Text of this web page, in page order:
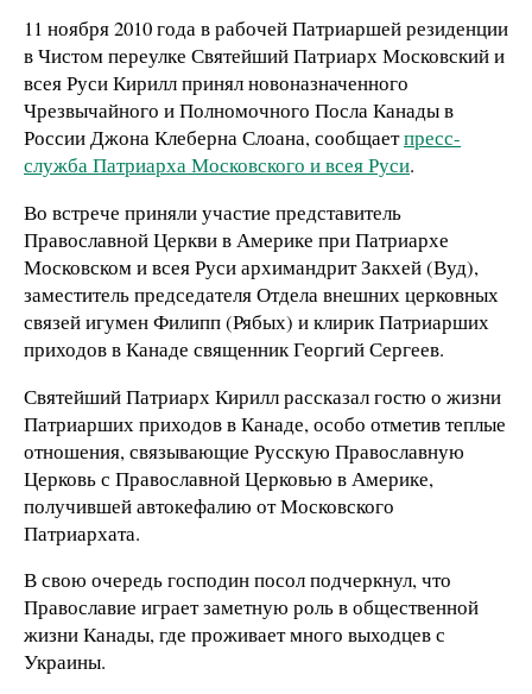
11 ноября 2010 года в рабочей Патриаршей резиденции
в Чистом переулке Святейший ПатриархМосковский и
всея Руси Кирилл принял новоназначенного
Чрезвычайного и Полномочного Посла Канады в
России Джона Клеберна Слоана, сообщаетпресс-
служба Патриарха Московского и всея Руси.
Во встрече приняли участие представитель
Православной Церкви в Америке при Патриархе
Московском и всея Руси архимандрит Закхей (Вуд),
заместитель председателя Отдела внешних церковных
связей игумен Филипп (Рябых) и клирик Патриарших
приходов в Канаде священник Георгий Сергеев.
Святейший Патриарх Кирилл рассказал гостю о жизни
Патриарших приходов в Канаде, особо отметив теплые
отношения, связывающие Русскую Православную
Церковь с Православной Церковью в Америке,
получившей автокефалию от Московского
Патриархата.
В свою очередь господин посол подчеркнул, что
Православие играет заметную роль в общественной
жизни Канады, где проживает много выходцев с
Украины.